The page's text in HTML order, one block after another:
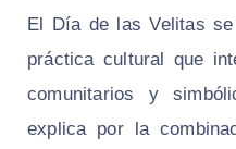
El Día de las Velitas
práctica cultural que
comunitarios y
explica por la